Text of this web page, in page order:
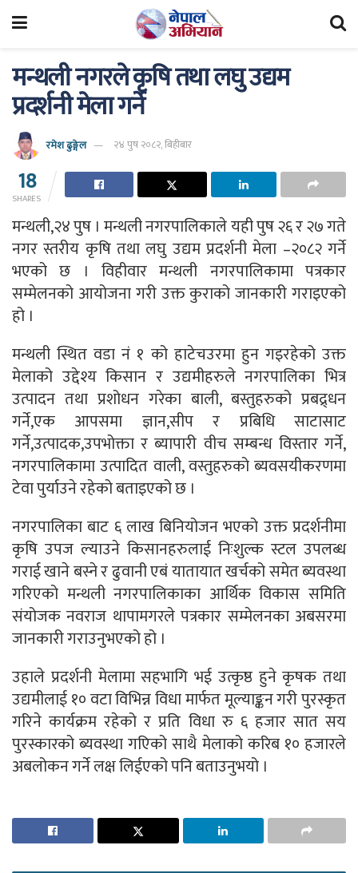
मन्थली नगरले कृषि तथा लघु उद्यम
प्रदर्शनी मेला गर्ने
रमेश ढुङ्गेल २४ पुष २०८२, बिहीबार
18
SHARES
मन्थली,२४ पुष । मन्थली नगरपालिकाले यही पुष २६ र २७ गते
नगर स्तरीय कृषि तथा लघु उद्यम प्रदर्शनी मेला –२०८२ गर्ने
भएको छ । विहीवार मन्थली नगरपालिकामा पत्रकार
सम्मेलनको आयोजना गरी उक्त कुराको जानकारी गराइएको
हो ।
मन्थली स्थित वडा नं १ को हाटेचउरमा हुन गइरहेको उक्त
मेलाको उद्देश्य किसान र उद्यमीहरुले नगरपालिका भित्र
उत्पादन तथा प्रशोधन गरेका बाली, बस्तुहरुको प्रबद्र्धन
गर्ने,एक आपसमा ज्ञान,सीप र प्रबिधि साटासाट
गर्ने,उत्पादक,उपभोक्ता र ब्यापारी वीच सम्बन्ध विस्तार गर्ने,
नगरपालिकामा उत्पादित वाली, वस्तुहरुको ब्यवसयीकरणमा
टेवा पुर्याउने रहेको बताइएको छ ।
नगरपालिका बाट ६ लाख बिनियोजन भएको उक्त प्रदर्शनीमा
कृषि उपज ल्याउने किसानहरुलाई निःशुल्क स्टल उपलब्ध
गराई खाने बस्ने र ढुवानी एबं यातायात खर्चको समेत ब्यवस्था
गरिएको मन्थली नगरपालिकाका आर्थिक विकास समिति
संयोजक नवराज थापामगरले पत्रकार सम्मेलनका अबसरमा
जानकारी गराउनुभएको हो ।
उहाले प्रदर्शनी मेलामा सहभागि भई उत्कृष्ठ हुने कृषक तथा
उद्यमीलाई १० वटा विभिन्न विधा मार्फत मूल्याङ्कन गरी पुरस्कृत
गरिने कार्यक्रम रहेको र प्रति विधा रु ६ हजार सात सय
पुरस्कारको ब्यवस्था गएिको साथै मेलाको करिब १० हजारले
अबलोकन गर्ने लक्ष लिईएको पनि बताउनुभयो ।